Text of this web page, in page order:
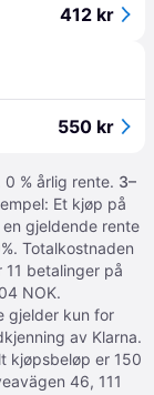
412 kr
550 kr
% årlig rente. 3–
Et kjøp på
gjeldende rente
Totalkostnaden
11 betalinger på
NOK.
gjelder kun for
av Klarna.
kjøpsbeløp er 150
46, 111